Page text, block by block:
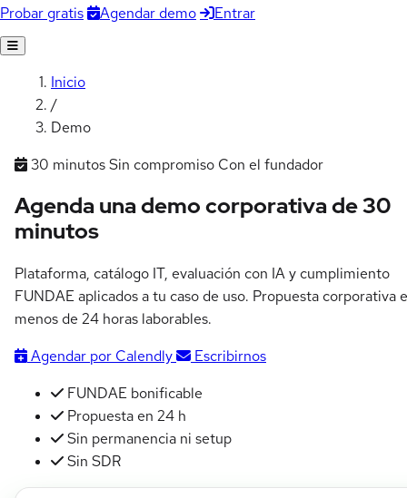
Probar gratis
Agendar demo Entrar
Inicio
/
Demo
30 minutosSin compromiso Con el fundador
Agenda una demo corporativa de30
minutos
Plataforma, catálogo IT, evaluación con IA y cumplimiento
FUNDAE aplicados a tu caso de uso. Propuesta corporativa
menos de 24 horas laborables.
Agendar por Calendly
Escribirnos
FUNDAE bonificable
Propuesta en 24 h
Sin permanencia ni setup
Sin SDR